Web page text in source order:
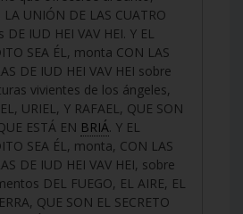
UNIÓN DE LAS CUATRO
IUD HEI VAV HEI. Y EL
SEA ÉL, monta CON LAS
DE IUD HEI VAV HEI sobre
vivientes de los ángeles,
URIEL, Y RAFAEL, QUE SON
ESTÁ EN BRIÁ. Y EL
SEA ÉL, monta, CON LAS
DE IUD HEI VAV HEI, sobre
DEL FUEGO, EL AIRE, EL
QUE SON EL SECRETO